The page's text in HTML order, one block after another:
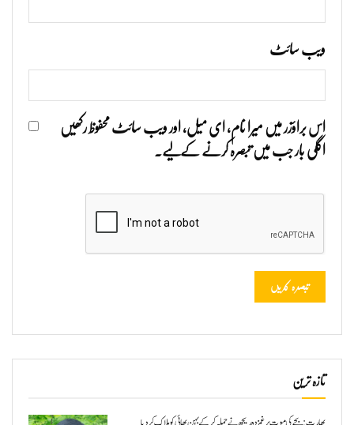
ویب‌ سائٹ
اس براؤزر میں میرا نام، ای میل، اور ویب سائٹ محفوظ رکھیں
اگلی بار جب میں تبصرہ کرنے کےلیے۔
تازہ ترین